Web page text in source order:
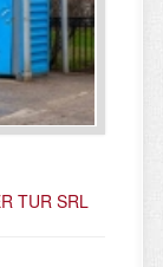
TUR SRL